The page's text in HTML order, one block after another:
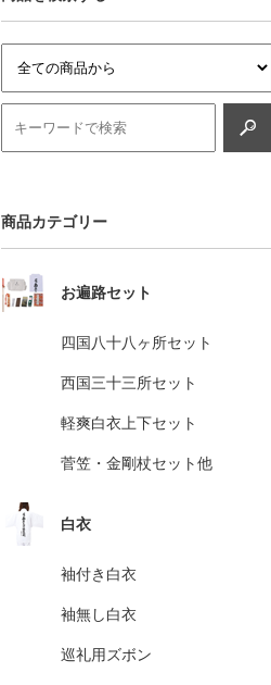
商品カテゴリー
お遍路セット
四国八十八ヶ所セット
西国三十三所セット
軽爽白衣上下セット
菅笠・金剛杖セット他
白衣
袖付き白衣
袖無し白衣
巡礼用ズボン